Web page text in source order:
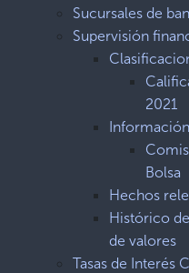
Sucursales de
Supervisión
2021
Bolsa
Hechos
Histórico
de valores
Tasas de Interés